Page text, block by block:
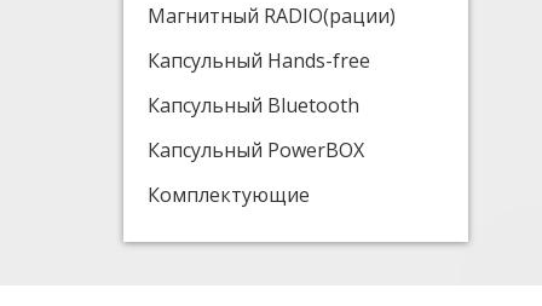
Магнитный RADIO(рации)
Капсульный Hands-free
Капсульный Bluetooth
Капсульный PowerBOX
Комплектующие